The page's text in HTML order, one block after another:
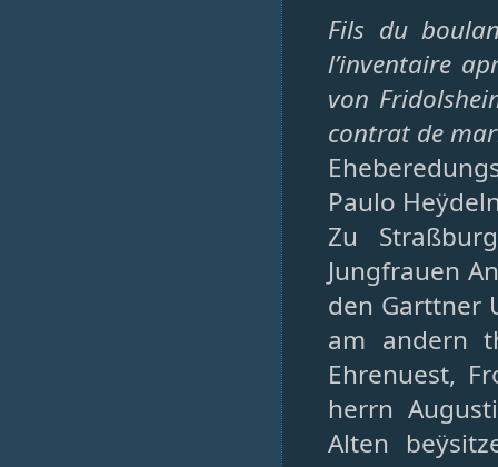
Fils du
l’inventaire
von
contrat de
Paulo
Zu
Jungfrauen
den Garttner
am andern
Ehrenuest,
herrn
Alten